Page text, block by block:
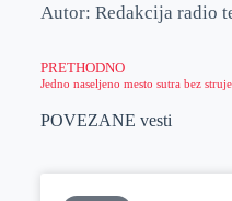
Autor: Redakcija radio
PRETHODNO
Jedno naseljeno mesto sutra bez struje
POVEZANE vesti